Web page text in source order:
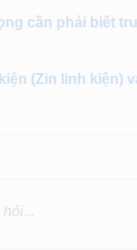
cần phải biết
(Zin linh kiện)